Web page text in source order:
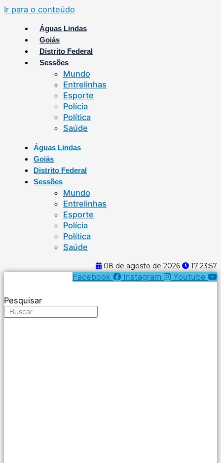
Ir para o conteúdo
Águas Lindas
Goiás
Distrito Federal
Sessões
Mundo
Entrelinhas
Esporte
Polícia
Política
Saúde
Águas Lindas
Goiás
Distrito Federal
Sessões
Mundo
Entrelinhas
Esporte
Polícia
Política
Saúde
08 de agosto de 2026 17:23:58
Facebook Instagram Youtube
Pesquisar